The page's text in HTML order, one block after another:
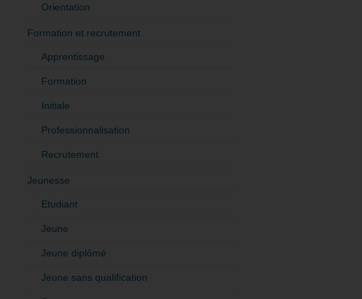
Orientation
Formation et recrutement
Apprentissage
Formation
Initiale
Professionnalisation
Recrutement
Jeunesse
Etudiant
Jeune
Jeune diplômé
Jeune sans qualification